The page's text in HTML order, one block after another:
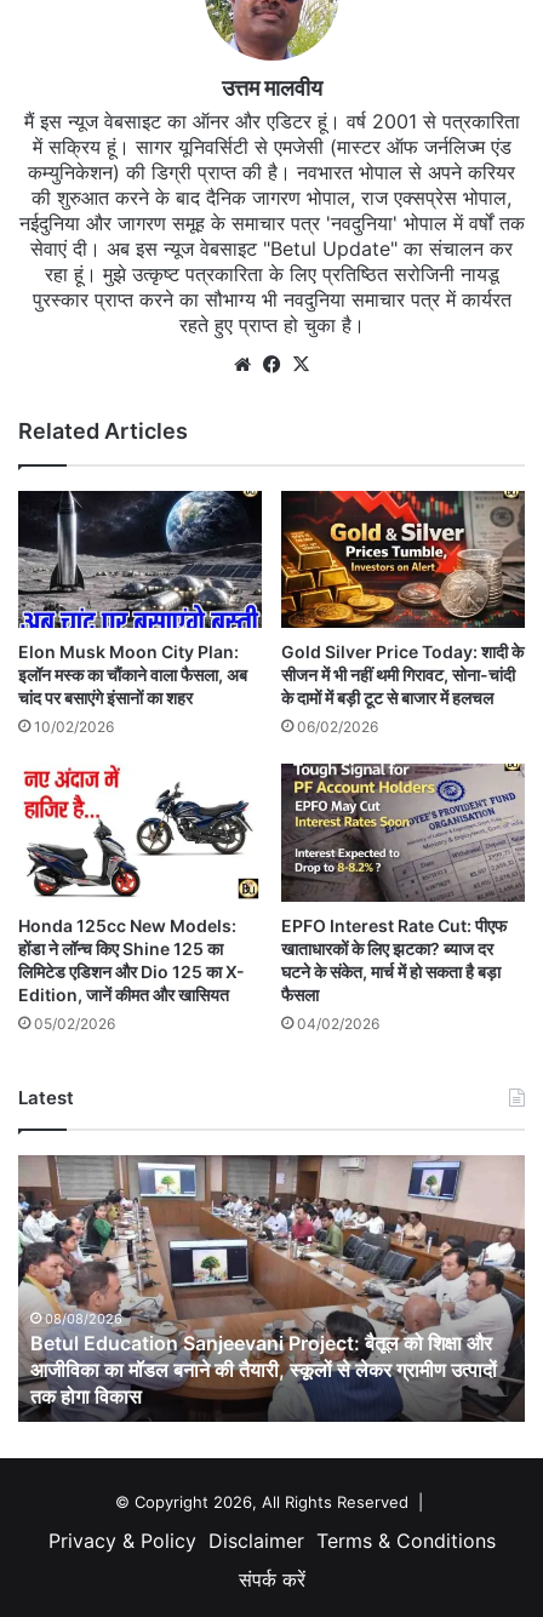
उत्तम मालवीय
मैं इस न्यूज वेबसाइट का ऑनर और एडिटर हूं। वर्ष 2001 से पत्रकारिता
में सक्रिय हूं। सागर यूनिवर्सिटी से एमजेसी (मास्टर ऑफ जर्नलिज्म एंड
कम्युनिकेशन) की डिग्री प्राप्त की है। नवभारत भोपाल से अपने करियर
की शुरुआत करने के बाद दैनिक जागरण भोपाल, राज एक्सप्रेस भोपाल,
नईदुनिया और जागरण समूह के समाचार पत्र 'नवदुनिया' भोपाल में वर्षों तक
सेवाएं दी। अब इस न्यूज वेबसाइट "Betul Update" का संचालन कर
रहा हूं। मुझे उत्कृष्ट पत्रकारिता के लिए प्रतिष्ठित सरोजिनी नायडू
पुरस्कार प्राप्त करने का सौभाग्य भी नवदुनिया समाचार पत्र में कार्यरत
रहते हुए प्राप्त हो चुका है।
WebsiteFacebook
Related Articles
Elon Musk Moon City Plan:
इलॉन मस्क का चौंकाने वाला फैसला, अब
चांद पर बसाएंगे इंसानों का शहर
10/02/2026
Gold Silver Price Today: शादी के
सीजन में भी नहीं थमी गिरावट, सोना-चांदी
के दामों में बड़ी टूट से बाजार में हलचल
06/02/2026
Honda 125cc New Models:
होंडा ने लॉन्च किए Shine 125 का
लिमिटेड एडिशन और Dio 125 का X-
Edition, जानें कीमत और खासियत
05/02/2026
EPFO Interest Rate Cut: पीएफ
खाताधारकों के लिए झटका? ब्याज दर
घटने के संकेत, मार्च में हो सकता है बड़ा
फैसला
04/02/2026
Latest
Betul
Education
Sanjeevani
Project:
बैतूल
को
शिक्षा
और
आजीविका
का
मॉडल
08/08/2026
Betul Education Sanjeevani Project: बैतूल को शिक्षा और
आजीविका का मॉडल बनाने की तैयारी, स्कूलों से लेकर ग्रामीण उत्पादों
तक होगा विकास
© Copyright 2026, All Rights Reserved |
Privacy & Policy Disclaimer Terms & Conditions
संपर्क करें